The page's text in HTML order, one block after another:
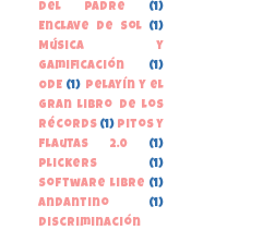
del Padre
(1)
Enclave de Sol
(1)
Música y
gamificación
(1)
ODE (1)
Pelayín y el
gran libro de los
récords (1) Pitos y
Flautas 2.0
(1)
Plickers
(1)
Software libre (1)
andantino
(1)
discriminación